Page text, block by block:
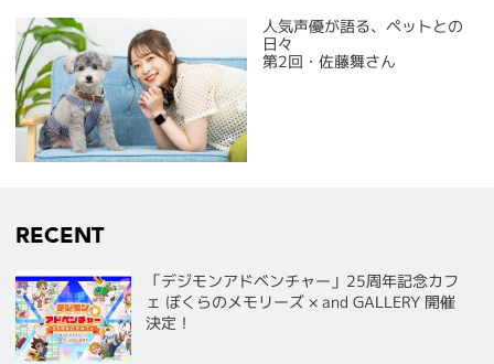
人気声優が語る、ペットとの
日々
第2回・佐藤舞さん
RECENT
「デジモンアドベンチャー」25周年記念カフ
ェ ぼくらのメモリーズ × and GALLERY 開催
決定！